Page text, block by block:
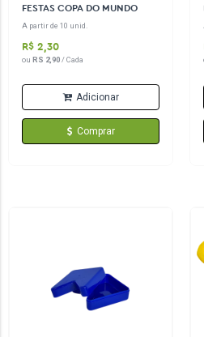
FESTAS COPA DO MUNDO
A partir de 10 unid.
R$ 2,30
ou RS 2,90/ Cada
Adicionar
Comprar